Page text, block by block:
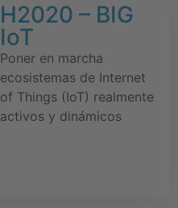
H2020 – BIG
IoT
Poner en marcha
ecosistemas de Internet
of Things (IoT) realmente
activos y dinámicos